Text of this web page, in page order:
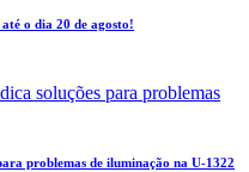
o dia 20 de agosto!
problemas de iluminação na U-1322